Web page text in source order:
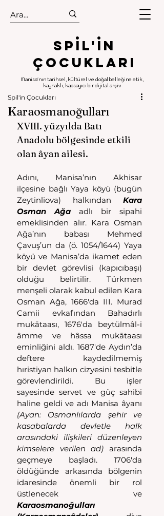
.
.
Spıl'in
Çocukları
Manisa'nın tarihsel, kültürel ve doğal belleğine etik,
kaynaklı, kapsayıcı bir dijital arşiv
Karaosmanoğulları
Spil'in Çocukları
XVIII. yüzyılda Batı
Anadolu bölgesinde etkili
olan âyan ailesi.
Adını, Manisa’nın Akhisar
ilçesine bağlı Yaya köyü (bugün
Zeytinliova) halkından Kara
Osman Ağa adlı bir sipahi
emeklisinden alır. Kara Osman
Ağa’nın babası Mehmed
Çavuş’un da (ö. 1054/1644) Yaya
köyü ve Manisa’da ikamet eden
bir devlet görevlisi (kapıcıbaşı)
olduğu belirtilir. Türkmen
menşeli olarak kabul edilen Kara
Osman Ağa, 1666'da III. Murad
Camii evkafından Bahadırlı
mukātaası, 1676'da beytülmâl-i
âmme ve hâssa mukātaası
eminliğini aldı. 1687'de Aydın’da
deftere kaydedilmemiş
hıristiyan halkın cizyesini tesbitle
görevlendirildi. Bu işler
sayesinde servet ve güç sahibi
(Ayan: Osmanlılarda şehir ve
kasabalarda devletle halk
arasındaki ilişkileri düzenleyen
kimselere verilen ad) arasında
geçmeye başladı. 1706'da
öldüğünde arkasında bölgenin
idaresinde önemli bir rol
Karaosmanoğulları